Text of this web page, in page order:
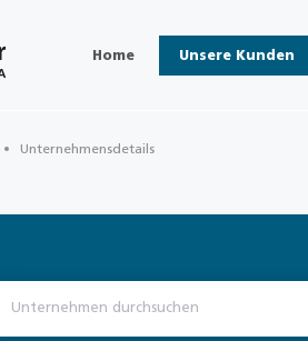
Home Unsere Kunden
Unternehmensdetails